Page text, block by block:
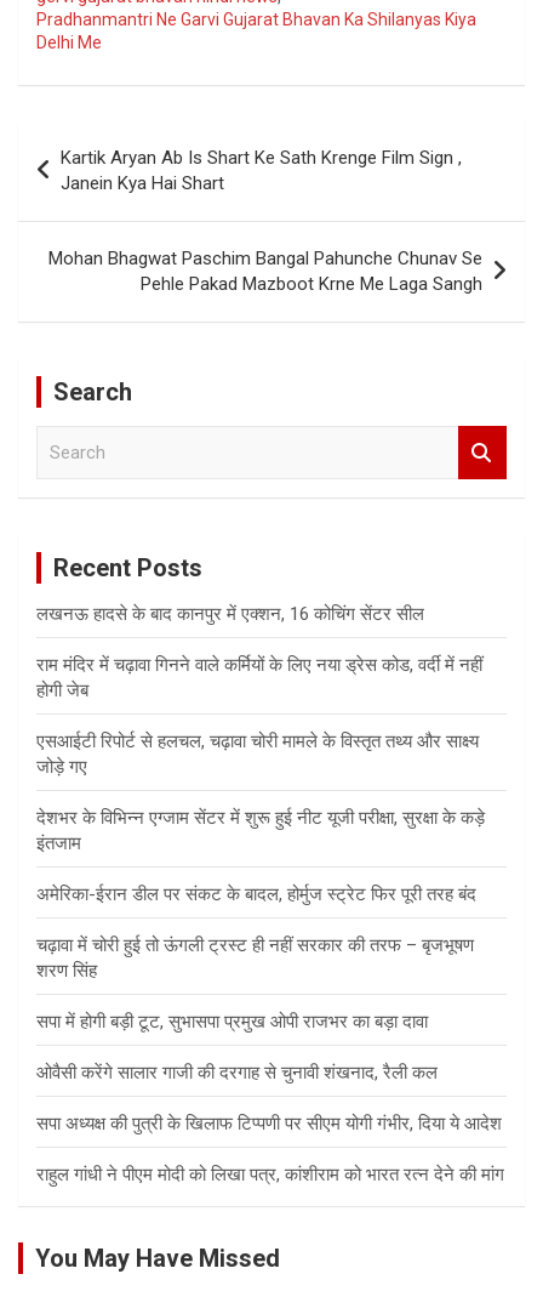
Pradhanmantri Ne Garvi Gujarat Bhavan Ka Shilanyas Kiya
Delhi Me
navigation
Kartik Aryan Ab Is Shart Ke Sath Krenge Film Sign ,
Janein Kya Hai Shart
Mohan Bhagwat Paschim Bangal Pahunche Chunav Se
Pehle Pakad Mazboot Krne Me Laga Sangh
Search
Recent Posts
लखनऊ हादसे के बाद कानपुर में एक्शन, 16 कोचिंग सेंटर सील
राम मंदिर में चढ़ावा गिनने वाले कर्मियों के लिए नया ड्रेस कोड, वर्दी में नहीं
होगी जेब
एसआईटी रिपोर्ट से हलचल, चढ़ावा चोरी मामले के विस्तृत तथ्य और साक्ष्य
जोड़े गए
देशभर के विभिन्न एग्जाम सेंटर में शुरू हुई नीट यूजी परीक्षा, सुरक्षा के कड़े
इंतजाम
अमेरिका-ईरान डील पर संकट के बादल, होर्मुज स्ट्रेट फिर पूरी तरह बंद
चढ़ावा में चोरी हुई तो ऊंगली ट्रस्ट ही नहीं सरकार की तरफ – बृजभूषण
शरण सिंह
सपा में होगी बड़ी टूट, सुभासपा प्रमुख ओपी राजभर का बड़ा दावा
ओवैसी करेंगे सालार गाजी की दरगाह से चुनावी शंखनाद, रैली कल
सपा अध्यक्ष की पुत्री के खिलाफ टिप्पणी पर सीएम योगी गंभीर, दिया ये आदेश
राहुल गांधी ने पीएम मोदी को लिखा पत्र, कांशीराम को भारत रत्न देने की मांग
You May Have Missed